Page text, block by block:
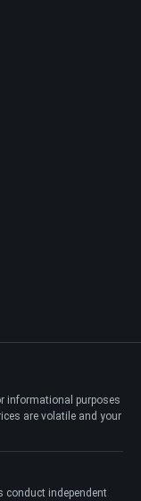
informational purposes
are volatile and your
conduct independent